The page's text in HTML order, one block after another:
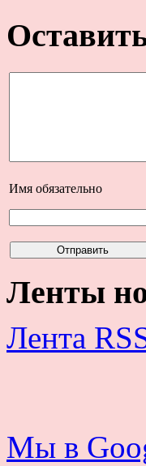
Имя обязательно
Ленты
Лента
Мы в